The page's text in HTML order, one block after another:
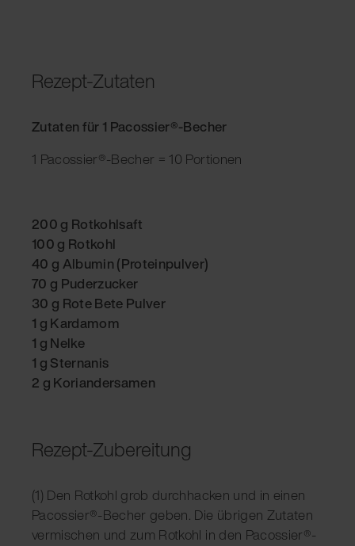
Rezept-Zutaten
Zutaten für 1 Pacossier®-Becher
1 Pacossier®-Becher = 10 Portionen
200 g Rotkohlsaft
100 g Rotkohl
40 g Albumin (Proteinpulver)
70 g Puderzucker
30 g Rote Bete Pulver
1 g Kardamom
1 g Nelke
1 g Sternanis
2 g Koriandersamen
Rezept-Zubereitung
(1) Den Rotkohl grob durchhacken und in einen
Pacossier®-Becher geben. Die übrigen Zutaten
vermischen und zum Rotkohl in den Pacossier®-